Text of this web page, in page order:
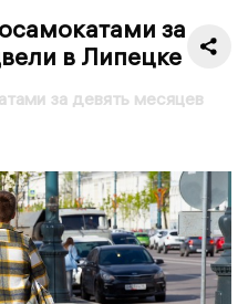
за
в Липецке
за девять месяцев